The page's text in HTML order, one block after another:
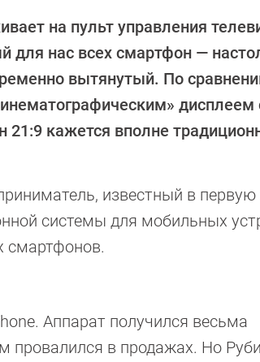
на пульт управления
для нас всех смартфон —
вытянутый. По
дисплеем
21:9 кажется вполне
известный в первую
системы для мобильных
смартфонов.
Аппарат получился весьма
провалился в продажах. Но